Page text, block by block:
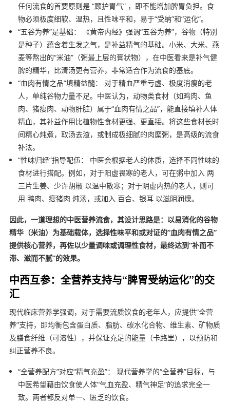
任何流食的首要原则是 “顾护胃气” ，即不能增加脾胃负担。食
物必须极度细软、温热，且性味平和，易于“受纳”和“运化”。
“五谷为养”是基础： 《黄帝内经》强调“五谷为养”，谷物（特别
是种子）蕴含着生发之气，是补益精气的基础。小米、大米、燕
麦等熬出的“米油”（粥最上层的膏状物），在中医看来是补气健
脾的精华，比清汤更有营养，非常适合作为流食的基底。
“血肉有情之品”填精益髓： 对于精血严重亏虚、极度消瘦的老
人，单纯谷物力量不足。中医认为，动物类食材（如鸡肉、鱼
肉、猪瘦肉、动物肝脏）属于“血肉有情之品”，能直接填补人体
精血，其补益作用比植物性食材更强、更直接。将这些食材长时
间精心炖煮，取汤去渣，或制成极细腻的肉糜粥，是高级的流食
补法。
“性味归经”指导配伍： 中医会根据老人的体质，选择不同性味的
食材进行搭配。例如，对于阳虚畏寒的老人，可在粥中加入 两
三片生姜、少许胡椒 以温中散寒；对于阴虚内热的老人，则可
用 鸭肉、瘦猪肉 炖汤，或加入 百合、银耳 以滋阴润燥。
因此，一道理想的中医营养流食，其设计思路是：以易消化的谷物
精华（米油）为基础载体，选择性味平和或对证的“血肉有情之品”
提供核心营养，再佐以少量调味或调理性食材，最终达到“补而不
滞、滋而不腻”的效果。
中西互参：全营养支持与“脾胃受纳运化”的交
汇
现代临床营养学强调，对于需要流质饮食的老年人，应提供“全营
养”支持，即均衡包含蛋白质、脂肪、碳水化合物、维生素、矿物质
及膳食纤维（可溶性），并保证充足的能量（卡路里），以预防和
纠正营养不良。
“全营养配方”对应“精气充盈”： 现代营养学的“全营养”目标，与
中医希望藉由饮食使人体“气血充盈、精气神足”的追求完全一
致。两者都反对单一、匮乏的饮食。